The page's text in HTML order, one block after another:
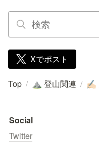
Xでポスト
Top / ⛰️ 登山関連 / ✍🏻
Social
Twitter